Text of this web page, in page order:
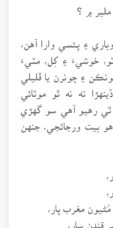
ملير ۾ ؟
۽ پئسي وارا آهن،
خوشيءَ ۽ کِل، مٽيءَ
۽ چونرن يا ڦليلي
ته نه ٿو موٽائي
ٿي رهيو آهي سو گهڙي
بيت ورجائجي، جنهن
مغرب پار،
سار،